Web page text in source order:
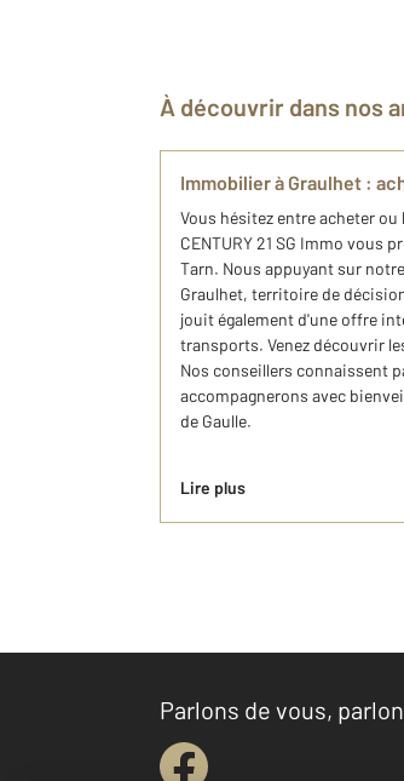
À découvrir dans nos
Immobilier à Graulhet :
Vous hésitez entre acheter
CENTURY 21 SG Immo vous
Tarn. Nous appuyant sur
Graulhet, territoire de
jouit également d'une offre
transports. Venez découvrir
Nos conseillers connaissent
accompagnerons avec
de Gaulle.
Lire plus
Parlons de vous,